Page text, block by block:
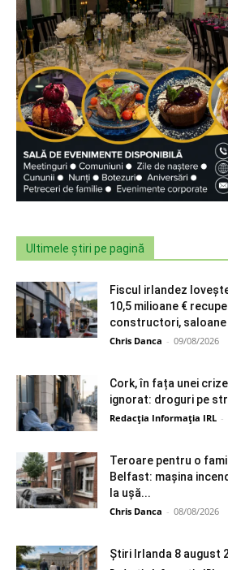
Ultimele știri pe pagină
Fiscul irlandez
10,5 milioane €
constructori, saloane
Chris Danca - 09/08/2026
Cork, în fața unei
ignorat: droguri pe
Redacția Informația IRL -
Teroare pentru o
Belfast: mașina
la ușă...
Chris Danca - 08/08/2026
Știri Irlanda 8 august